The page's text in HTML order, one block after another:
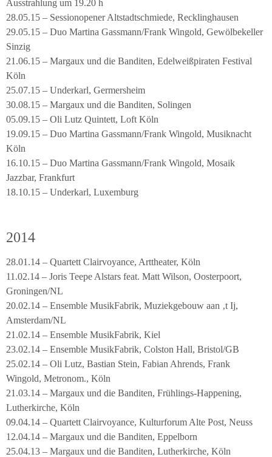
Ausstrahlung um 19.20 h
28.05.15 – Sessionopener Altstadtschmiede, Recklinghausen
29.05.15 – Duo Martina Gassmann/Frank Wingold, Gewölbekeller
Sinzig
21.06.15 – Margaux und die Banditen, Edelweißpiraten Festival
Köln
25.07.15 – Underkarl, Germersheim
30.08.15 – Margaux und die Banditen, Solingen
05.09.15 – Oli Lutz Quintett, Loft Köln
19.09.15 – Duo Martina Gassmann/Frank Wingold, Musiknacht
Köln
16.10.15 – Duo Martina Gassmann/Frank Wingold, Mosaik
Jazzbar, Frankfurt
18.10.15 – Underkarl, Luxemburg
2014
28.01.14 – Quartett Clairvoyance, Arttheater, Köln
11.02.14 – Joris Teepe Alstars feat. Matt Wilson, Oosterpoort,
Groningen/NL
20.02.14 – Ensemble MusikFabrik, Muziekgebouw aan ‚t Ij,
Amsterdam/NL
21.02.14 – Ensemble MusikFabrik, Kiel
23.02.14 – Ensemble MusikFabrik, Colston Hall, Bristol/GB
25.02.14 – Oli Lutz, Bastian Stein, Fabian Ahrends, Frank
Wingold, Metronom., Köln
21.03.14 – Margaux und die Banditen, Frühlings-Happening,
Lutherkirche, Köln
09.04.14 – Quartett Clairvoyance, Kulturforum Alte Post, Neuss
12.04.14 – Margaux und die Banditen, Eppelborn
25.04.13 – Margaux und die Banditen, Lutherkirche, Köln